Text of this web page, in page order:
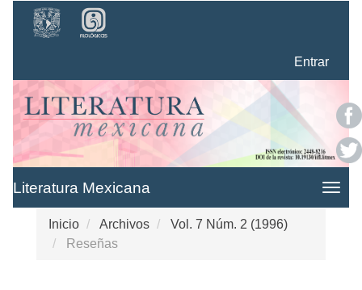
Navegación
principal
Barra
lateral
Entrar
Literatura Mexicana
Inicio Archivos
Vol. 7 Núm. 2 (1996)
Reseñas